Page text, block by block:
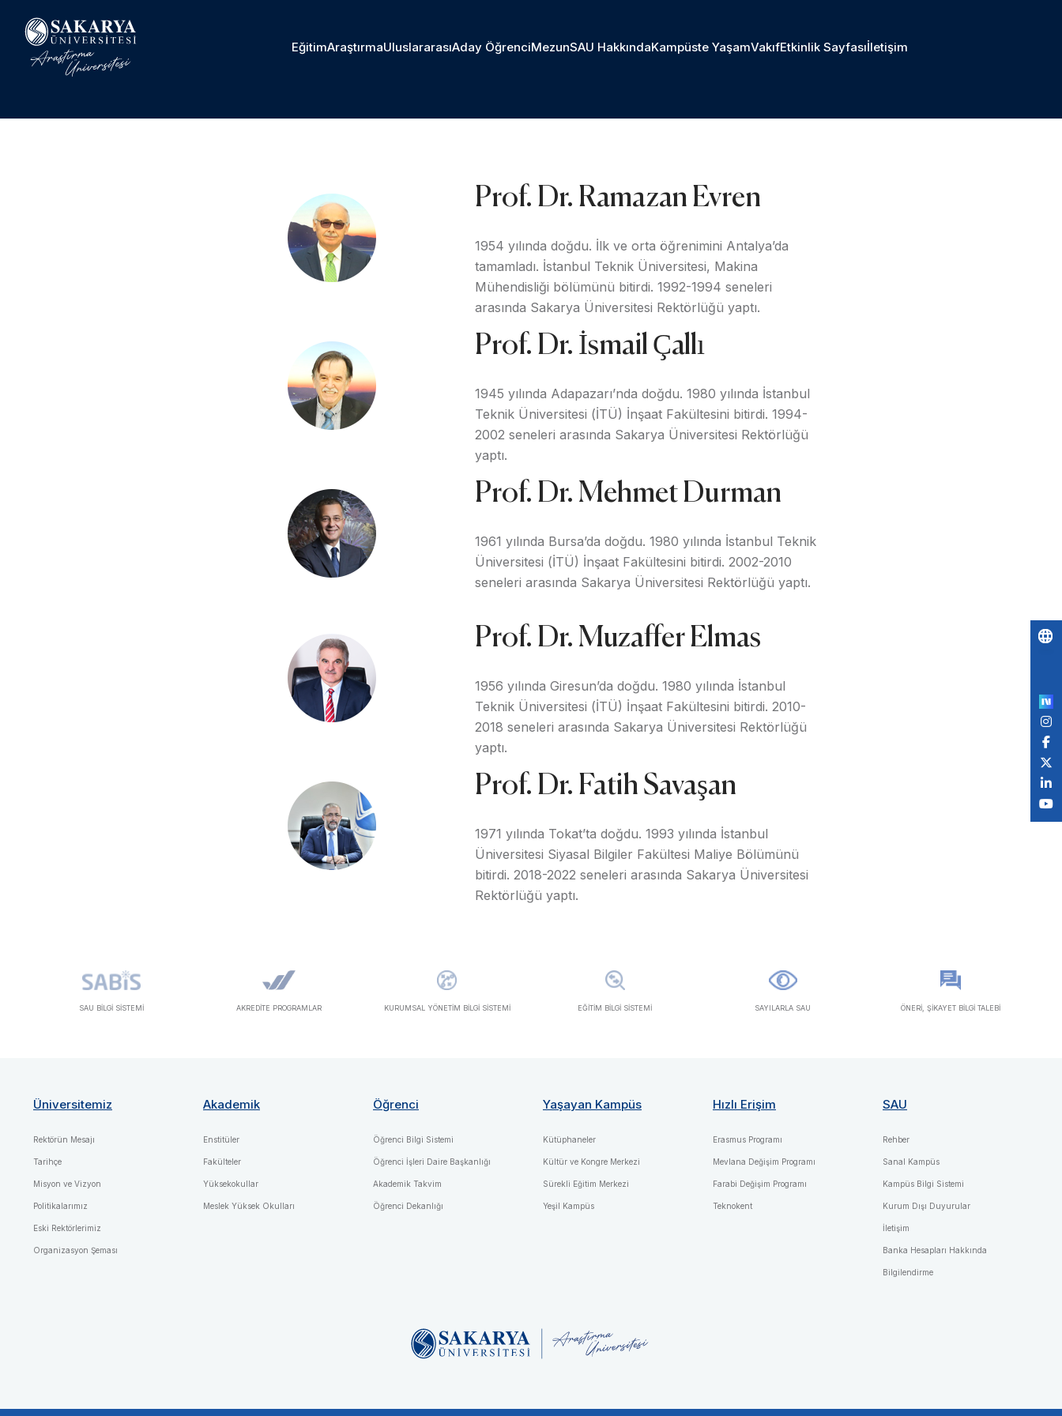
EğitimAraştırmaUluslararasıAday ÖğrenciMezunSAU HakkındaKampüste YaşamVakıfEtkinlik Sayfasıİletişim
Prof. Dr. Ramazan Evren
1954 yılında doğdu. İlk ve orta öğrenimini Antalya’da
tamamladı. İstanbul Teknik Üniversitesi, Makina
Mühendisliği bölümünü bitirdi. 1992-1994 seneleri
arasında Sakarya Üniversitesi Rektörlüğü yaptı.
Prof. Dr. İsmail Çallı
1945 yılında Adapazarı’nda doğdu. 1980 yılında İstanbul
Teknik Üniversitesi (İTÜ) İnşaat Fakültesini bitirdi. 1994-
2002 seneleri arasında Sakarya Üniversitesi Rektörlüğü
yaptı.
Prof. Dr. Mehmet Durman
1961 yılında Bursa’da doğdu. 1980 yılında İstanbul Teknik
Üniversitesi (İTÜ) İnşaat Fakültesini bitirdi. 2002-2010
seneleri arasında Sakarya Üniversitesi Rektörlüğü yaptı.
Prof. Dr. Muzaffer Elmas
1956 yılında Giresun’da doğdu. 1980 yılında İstanbul
Teknik Üniversitesi (İTÜ) İnşaat Fakültesini bitirdi. 2010-
2018 seneleri arasında Sakarya Üniversitesi Rektörlüğü
yaptı.
Prof. Dr. Fatih Savaşan
1971 yılında Tokat’ta doğdu. 1993 yılında İstanbul
Üniversitesi Siyasal Bilgiler Fakültesi Maliye Bölümünü
bitirdi. 2018-2022 seneleri arasında Sakarya Üniversitesi
Rektörlüğü yaptı.
SAU BİLGİ SİSTEMİ AKREDİTE PROGRAMLAR KURUMSAL YÖNETİM BİLGİ SİSTEMİ EĞİTİM BİLGİ SİSTEMİ SAYILARLA SAU ÖNERİ, ŞİKAYET BİLGİ TALEBİ
Üniversitemiz
Rektörün Mesajı
Tarihçe
Misyon ve Vizyon
Politikalarımız
Eski Rektörlerimiz
Organizasyon Şeması
Akademik
Enstitüler
Fakülteler
Yüksekokullar
Meslek Yüksek Okulları
Öğrenci
Öğrenci Bilgi Sistemi
Öğrenci İşleri Daire Başkanlığı
Akademik Takvim
Öğrenci Dekanlığı
Yaşayan Kampüs
Kütüphaneler
Kültür ve Kongre Merkezi
Sürekli Eğitim Merkezi
Yeşil Kampüs
Hızlı Erişim
Erasmus Programı
Mevlana Değişim Programı
Farabi Değişim Programı
Teknokent
SAU
Rehber
Sanal Kampüs
Kampüs Bilgi Sistemi
Kurum Dışı Duyurular
İletişim
Banka Hesapları Hakkında
Bilgilendirme